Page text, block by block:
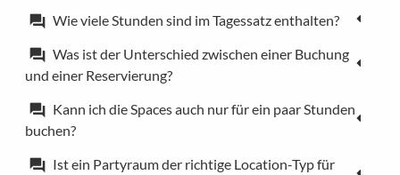
forum Wie viele Stunden sind im Tagessatz enthalten?
forum Was ist der Unterschied zwischen einer Buchung
und einer Reservierung?
forum Kann ich die Spaces auch nur für ein paar Stunden
buchen?
forum Ist ein Partyraum der richtige Location-Typ für